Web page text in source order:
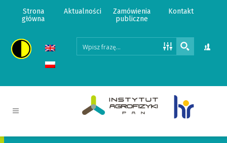
Strona
główna
Aktualności
Zamówienia
publiczne
Kontakt